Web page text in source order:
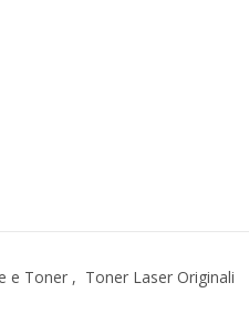
e Toner , Toner Laser Originali